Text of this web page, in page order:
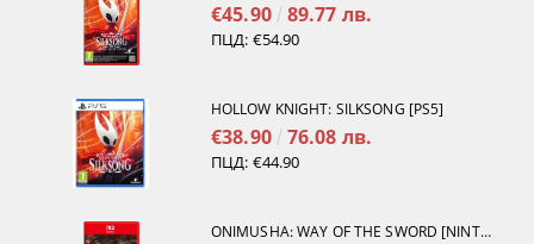
€45.90 89.77 лв.
ПЦД: €54.90
HOLLOW KNIGHT: SILKSONG [PS5]
€38.90 76.08 лв.
ПЦД: €44.90
ONIMUSHA: WAY OF THE SWORD [NINTENDO SWITCH 2]